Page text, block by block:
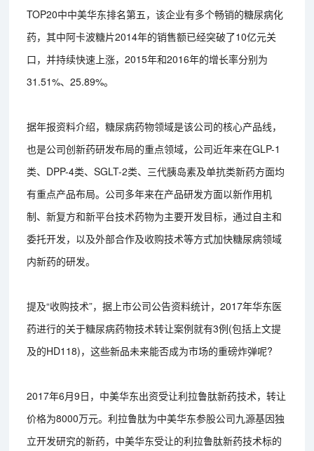
TOP20中中美华东排名第五，该企业有多个畅销的糖尿病化
药，其中阿卡波糖片2014年的销售额已经突破了10亿元关
口，并持续快速上涨，2015年和2016年的增长率分别为
31.51%、25.89%。
据年报资料介绍，糖尿病药物领域是该公司的核心产品线，
也是公司创新药研发布局的重点领域，公司近年来在GLP-1
类、DPP-4类、SGLT-2类、三代胰岛素及单抗类新药方面均
有重点产品布局。公司多年来在产品研发方面以新作用机
制、新复方和新平台技术药物为主要开发目标，通过自主和
委托开发，以及外部合作及收购技术等方式加快糖尿病领域
内新药的研发。
提及“收购技术”，据上市公司公告资料统计，2017年华东医
药进行的关于糖尿病药物技术转让案例就有3例(包括上文提
及的HD118)，这些新品未来能否成为市场的重磅炸弹呢?
2017年6月9日，中美华东出资受让利拉鲁肽新药技术，转让
价格为8000万元。利拉鲁肽为中美华东参股公司九源基因独
立开发研究的新药，中美华东受让的利拉鲁肽新药技术标的